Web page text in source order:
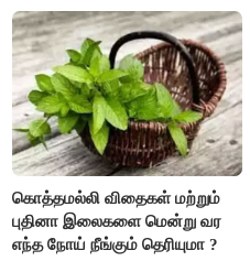
கொத்தமல்லி விதைகள் மற்றும்
புதினா இலைகளை மென்று வர
எந்த நோய் நீங்கும் தெரியுமா ?